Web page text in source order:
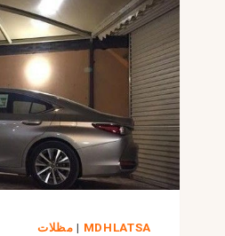
والخصوصية
التامة
في
الرياض
MDHLATSA
| مظلات